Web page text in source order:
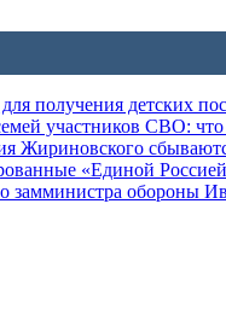
получения детских
участников СВО: что
Жириновского
«Единой
замминистра обороны